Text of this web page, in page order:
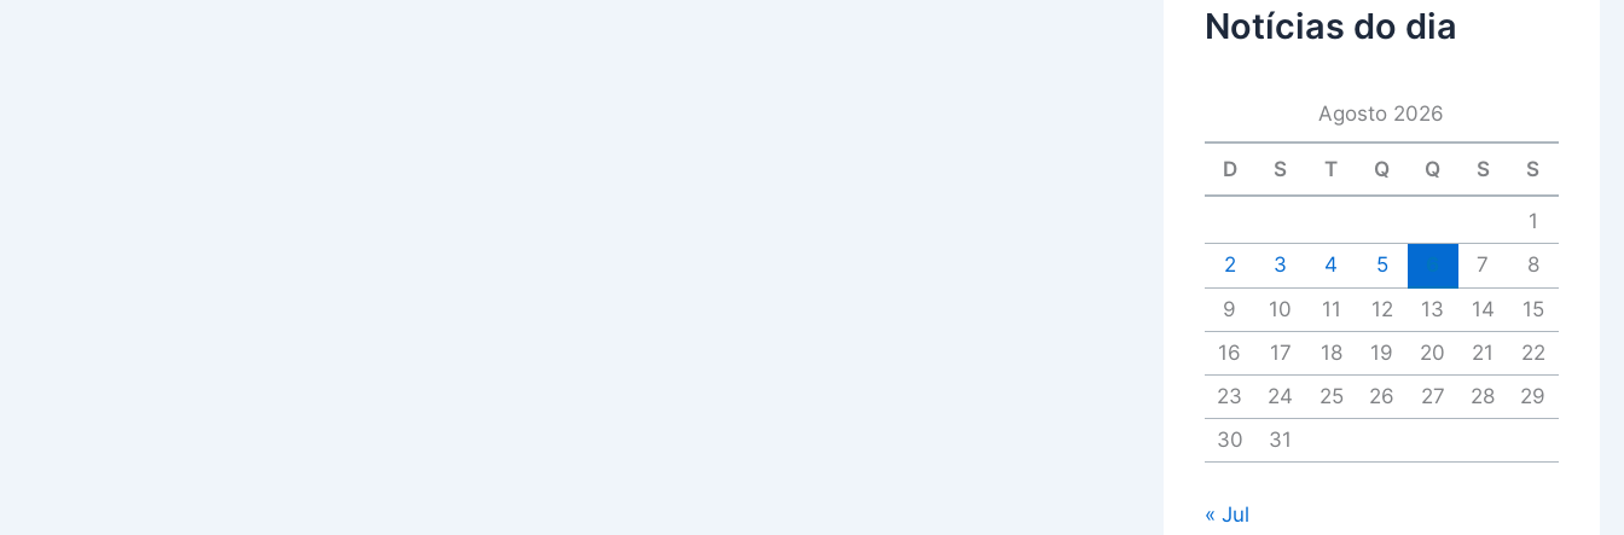
Notícias do dia
Agosto 2026
D S T Q Q S S
1
2
3 4 5 7
8
9
10 11 12 13 14
15
16
17 18 19 20 21
22
23
24 25 26 27 28
29
30
31
« Jul